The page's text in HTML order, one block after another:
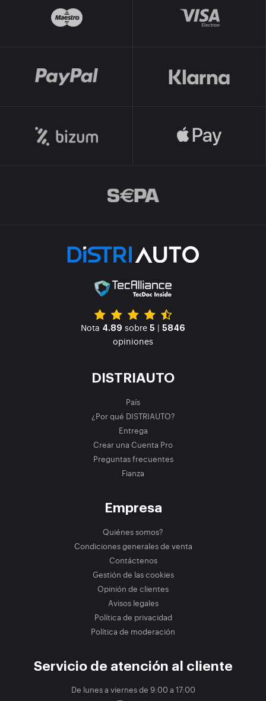
Nota 4.89 sobre 5 | 5846
opiniones
DISTRIAUTO
País
¿Por qué DISTRIAUTO?
Entrega
Crear una Cuenta Pro
Preguntas frecuentes
Fianza
Empresa
Quiénes somos?
Condiciones generales de venta
Contáctenos
Gestión de las cookies
Opinión de clientes
Avisos legales
Política de privacidad
Política de moderación
Servicio de atención al cliente
De lunes a viernes de 9:00 a 17:00